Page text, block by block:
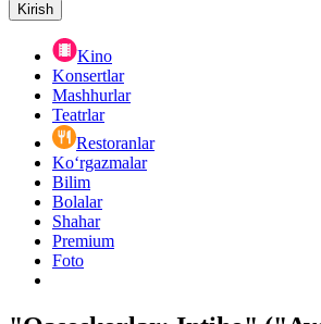
Kirish
Kino
Konsertlar
Mashhurlar
Teatrlar
Restoranlar
Ko‘rgazmalar
Bilim
Bolalar
Shahar
Premium
Foto